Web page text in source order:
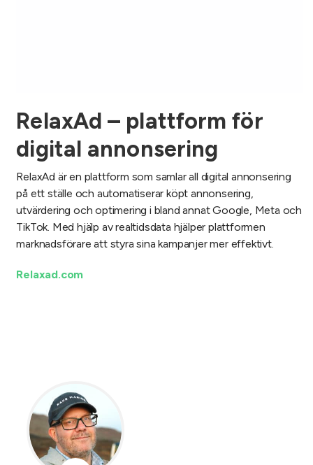
RelaxAd – plattform för
digital annonsering
RelaxAd är en plattform som samlar all digital annonsering
på ett ställe och automatiserar köpt annonsering,
utvärdering och optimering i bland annat Google, Meta och
TikTok. Med hjälp av realtidsdata hjälper plattformen
marknadsförare att styra sina kampanjer mer effektivt.
Relaxad.com